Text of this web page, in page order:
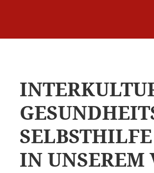
IN UNSEREM